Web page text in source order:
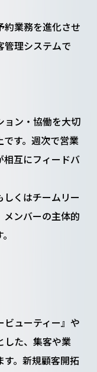
約業務を進化させ
管理システムで
ョン・協働を大切
す。週次で営業
相互にフィードバ
くはチームリー
ンバーの主体的
ューティー』や
した、集客や業
。新規顧客開拓